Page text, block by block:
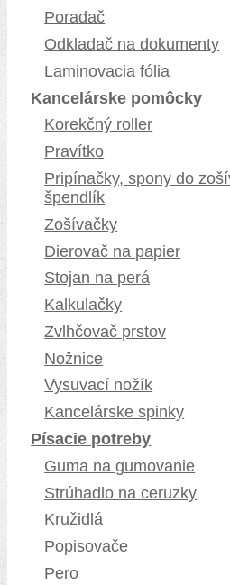
Poradač
Odkladač na dokumenty
Laminovacia fólia
Kancelárske pomôcky
Korekčný roller
Pravítko
Pripínačky, spony do
špendlík
Zošívačky
Dierovač na papier
Stojan na perá
Kalkulačky
Zvlhčovač prstov
Nožnice
Vysuvací nožík
Kancelárske spinky
Písacie potreby
Guma na gumovanie
Strúhadlo na ceruzky
Kružidlá
Popisovače
Pero